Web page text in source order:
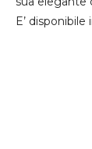
E’